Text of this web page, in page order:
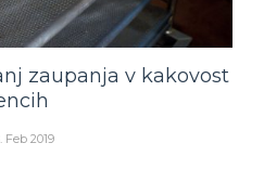
zaupanja v kakovost
Feb 2019